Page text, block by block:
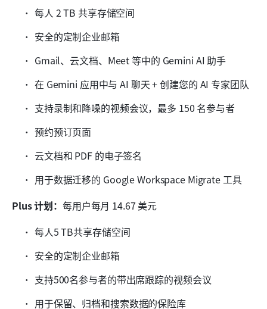
每人 2 TB 共享存储空间
安全的定制企业邮箱
Gmail、云文档、Meet 等中的 Gemini AI 助手
在 Gemini 应用中与 AI 聊天 + 创建您的 AI 专家团队
支持录制和降噪的视频会议，最多 150 名参与者
预约预订页面
云文档和 PDF 的电子签名
用于数据迁移的 Google Workspace Migrate 工具
Plus 计划： 每用户每月 14.67 美元
每人5 TB共享存储空间
安全的定制企业邮箱
支持500名参与者的带出席跟踪的视频会议
用于保留、归档和搜索数据的保险库